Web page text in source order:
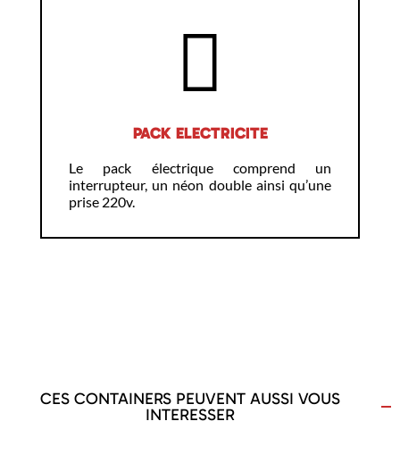
PACK ELECTRICITE
Le pack électrique comprend un
interrupteur, un néon double ainsi qu’une
prise 220v.
CES CONTAINERS PEUVENT AUSSI VOUS
INTERESSER